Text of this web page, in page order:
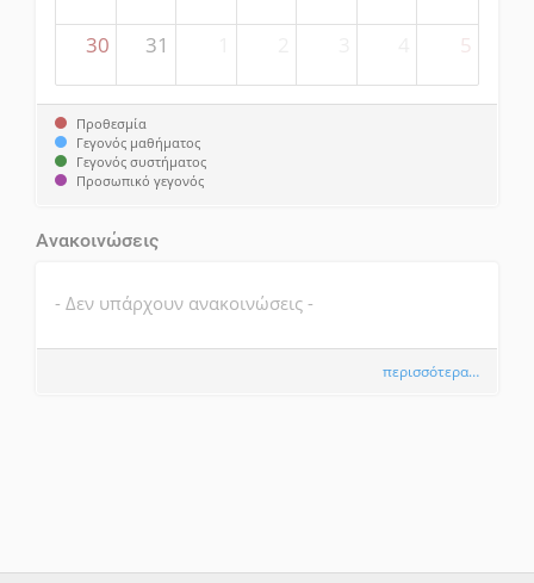
30 31 5
Προθεσμία
Γεγονός μαθήματος
Γεγονός συστήματος
Προσωπικό γεγονός
Ανακοινώσεις
- Δεν υπάρχουν ανακοινώσεις -
περισσότερα…